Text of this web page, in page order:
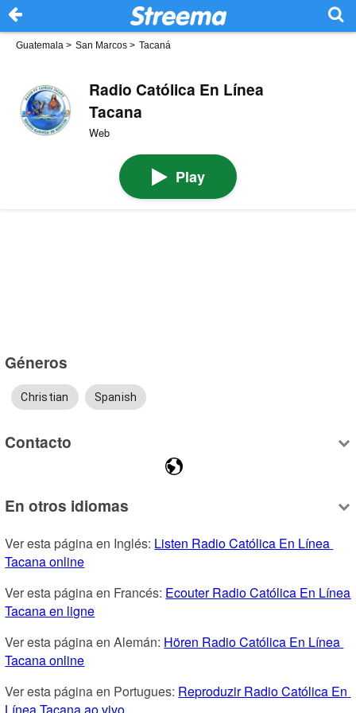
Guatemala > San Marcos > Tacaná
​Radio Católica En Línea
Tacana
Web
Play
Géneros
Christian Spanish
Contacto
En otros idiomas
Ver esta página en Inglés: Listen ​Radio Católica En Línea
Tacana online
Ver esta página en Francés: Ecouter ​Radio Católica En Línea
Tacana en ligne
Ver esta página en Alemán: Hören ​Radio Católica En Línea
Tacana online
Ver esta página en Portugues: Reproduzir ​Radio Católica En
Línea Tacana ao vivo